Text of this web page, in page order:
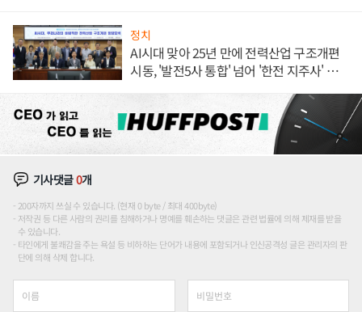
정치
AI시대 맞아 25년 만에 전력산업 구조개편
시동, '발전5사 통합' 넘어 '한전 지주사' 재편
기사댓글0개
200자까지 쓰실 수 있습니다. (현재 0 byte / 최대 400byte)
저작권 등 다른 사람의 권리를 침해하거나 명예를 훼손하는 댓글은 관련 법률에 의해 제재를 받을
수 있습니다.
타인에게 불쾌감을 주는 욕설 등 비하하는 단어가 내용에 포함되거나 인신공격성 글은 관리자의 판
단에 의해 삭제 합니다.